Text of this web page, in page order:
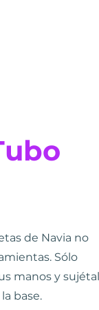
de Navia no
Sólo
manos y
base.